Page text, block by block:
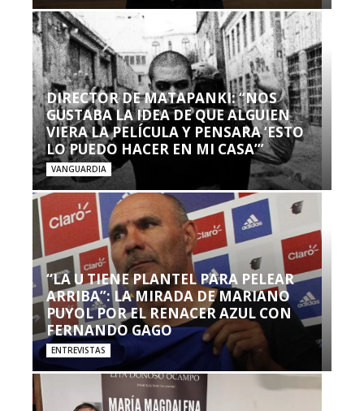
DIRECTOR DE MATAPANKI: “NOS
GUSTABA LA IDEA DE QUE ALGUIEN
VIERA LA PELÍCULA Y PENSARA ‘ESTO
LO PUEDO HACER EN MI CASA’”
VANGUARDIA
“LA U TIENE PLANTEL PARA PELEAR
ARRIBA”: LA MIRADA DE MARIANO
PUYOL POR EL RENACER AZUL CON
FERNANDO GAGO
ENTREVISTAS